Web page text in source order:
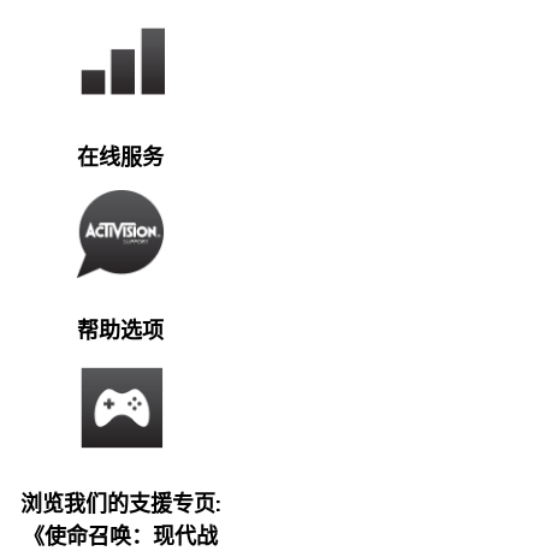
在线服务
帮助选项
浏览我们的支援专页:
《使命召唤：现代战